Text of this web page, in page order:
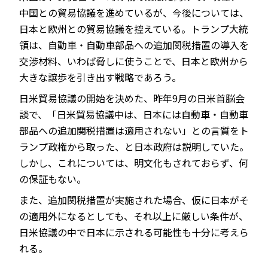
中国との貿易協議を進めているが、今後については、
日本と欧州との貿易協議を控えている。トランプ大統
領は、自動車・自動車部品への追加関税措置の導入を
交渉材料、いわば脅しに使うことで、日本と欧州から
大きな譲歩を引き出す戦略であろう。
日米貿易協議の開始を決めた、昨年9月の日米首脳会
談で、「日米貿易協議中は、日本には自動車・自動車
部品への追加関税措置は適用されない」との言質をト
ランプ政権から取った、と日本政府は説明していた。
しかし、これについては、明文化もされておらず、何
の保証もない。
また、追加関税措置が実施された場合、仮に日本がそ
の適用外になるとしても、それ以上に厳しい条件が、
日米協議の中で日本に示される可能性も十分に考えら
れる。